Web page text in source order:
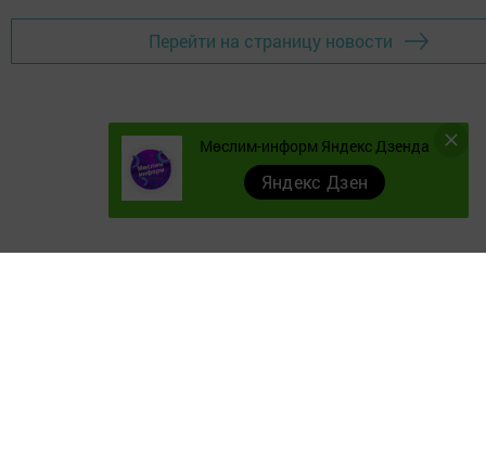
Перейти на страницу новости
Мөслим-информ Яндекс Дзенда
Яндекс Дзен